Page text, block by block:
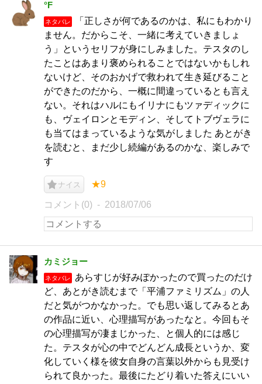
°F
ネタバレ
「正しさが何であるのかは、私にもわかり
ません。だからこそ、一緒に考えていきましょ
う」というセリフが身にしみました。テスタのし
たことはあまり褒められることではないかもしれ
ないけど、そのおかげで救われて生き延びること
ができたのだから、一概に間違っているとも言え
ない。それはハルにもイリナにもツァディックに
も、ヴェイロンとモディン、そしてトブヴェラに
も当てはまっているような気がしました あとがき
を読むと、まだ少し続編があるのかな、楽しみで
す
ナイス ★9
コメント(0) 2018/07/06
カミジョー
ネタバレ
あらすじが好みぽかったので買ったのだけ
ど、あとがき読むまで「平浦ファミリズム」の人
だと気がつかなかった。でも思い返してみるとあ
の作品に近い、心理描写があったなと。今回もそ
の心理描写が凄まじかった、と個人的には感じ
た。テスタが心の中でどんどん成長というか、変
化していく様を彼女自身の言葉以外からも見受け
られて良かった。最後にたどり着いた答えにいい